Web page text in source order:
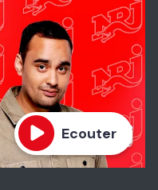
Ecouter